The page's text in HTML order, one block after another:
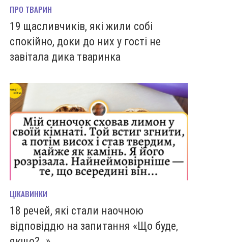
ПРО ТВАРИН
19 щасливчиків, які жили собі
спокійно, доки до них у гості не
завітала дика тваринка
ЦІКАВИНКИ
18 речей, які стали наочною
відповіддю на запитання «Що буде,